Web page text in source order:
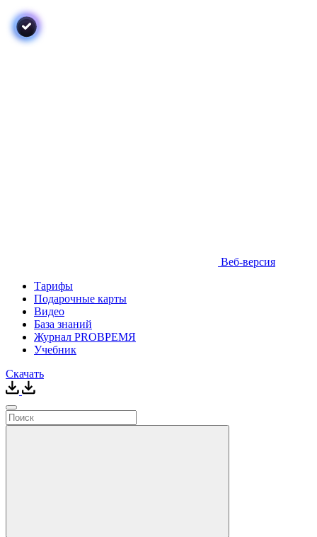
Веб-версия
Тарифы
Подарочные карты
Видео
База знаний
Журнал PROВРЕМЯ
Учебник
Скачать